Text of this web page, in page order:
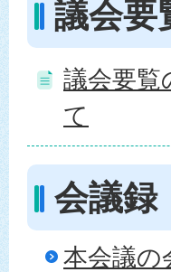
議会要
議会要覧
て
会議録
本会議の